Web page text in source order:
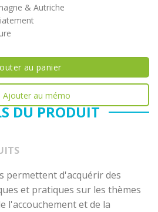
& Autriche
au panier
Ajouter au mémo
DU PRODUIT
permettent d'acquérir des
et pratiques sur les thèmes
l'accouchement et de la